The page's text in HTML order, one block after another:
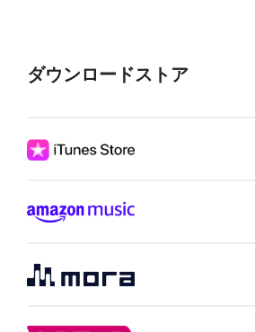
ダウンロードストア